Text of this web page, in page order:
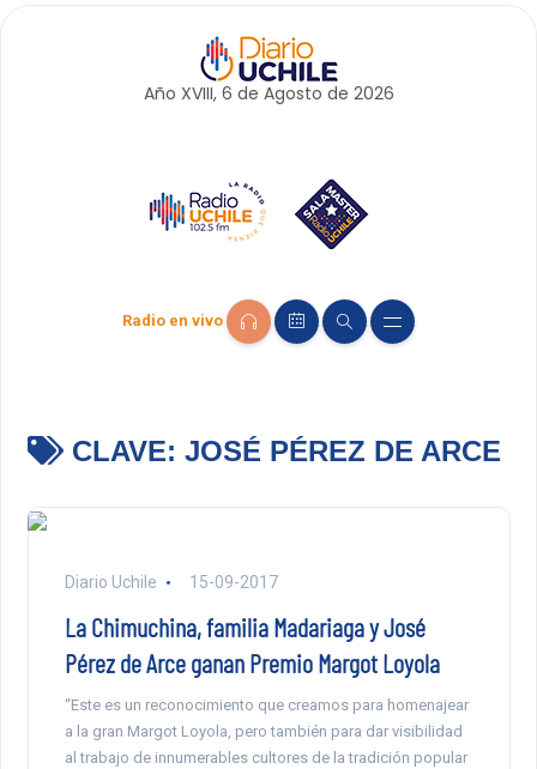
Año XVIII, 6 de Agosto de 2026
Radio en vivo
CLAVE: JOSÉ PÉREZ DE ARCE
Diario Uchile 15-09-2017
La Chimuchina, familia Madariaga y José
Pérez de Arce ganan Premio Margot Loyola
“Este es un reconocimiento que creamos para homenajear
a la gran Margot Loyola, pero también para dar visibilidad
al trabajo de innumerables cultores de la tradición popular